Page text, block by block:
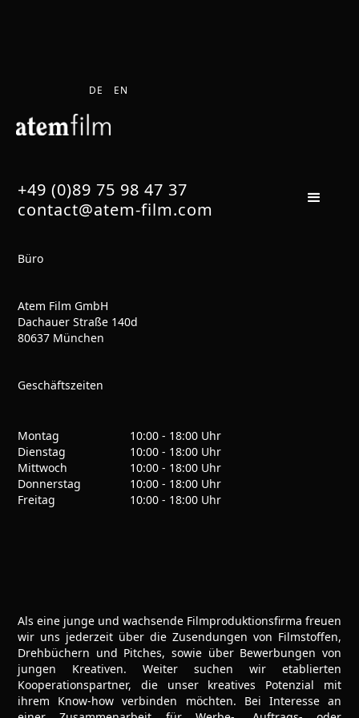
DE EN
Kontakt
+49 (0)89 75 98 47 37
contact@atem-film.com
Büro
Atem Film GmbH
Dachauer Straße 140d
80637 München
Geschäftszeiten
Montag
Dienstag
Mittwoch
Donnerstag
Freitag
10:00 - 18:00 Uhr
10:00 - 18:00 Uhr
10:00 - 18:00 Uhr
10:00 - 18:00 Uhr
10:00 - 18:00 Uhr
Als eine junge und wachsende Filmproduktionsfirma freuen
wir uns jederzeit über die Zusendungen von Filmstoffen,
Drehbüchern und Pitches, sowie über Bewerbungen von
jungen Kreativen. Weiter suchen wir etablierten
Kooperationspartner, die unser kreatives Potenzial mit
ihrem Know-how verbinden möchten. Bei Interesse an